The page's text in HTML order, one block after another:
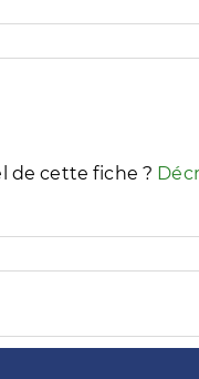
besoins
de cette fiche ?